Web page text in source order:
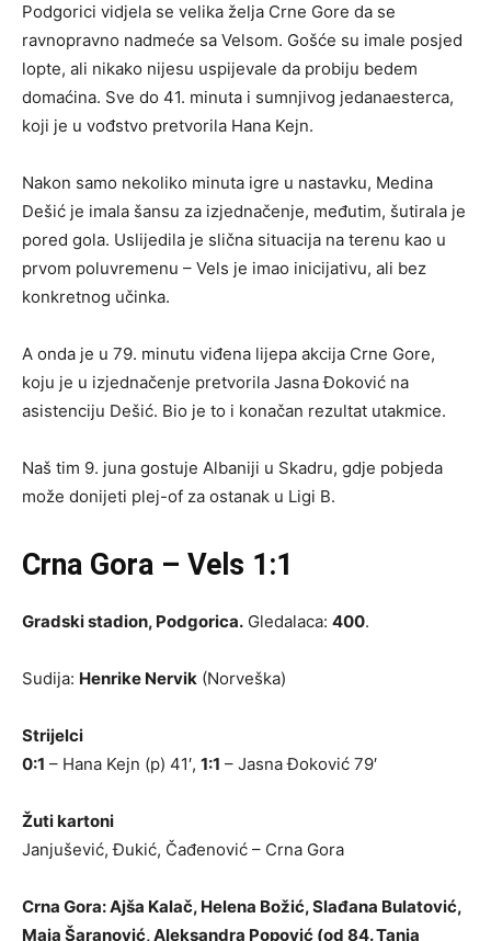
Podgorici vidjela se velika želja Crne Gore da se
ravnopravno nadmeće sa Velsom. Gošće su imale posjed
lopte, ali nikako nijesu uspijevale da probiju bedem
domaćina. Sve do 41. minuta i sumnjivog jedanaesterca,
koji je u vođstvo pretvorila Hana Kejn.
Nakon samo nekoliko minuta igre u nastavku, Medina
Dešić je imala šansu za izjednačenje, međutim, šutirala je
pored gola. Uslijedila je slična situacija na terenu kao u
prvom poluvremenu – Vels je imao inicijativu, ali bez
konkretnog učinka.
A onda je u 79. minutu viđena lijepa akcija Crne Gore,
koju je u izjednačenje pretvorila Jasna Đoković na
asistenciju Dešić. Bio je to i konačan rezultat utakmice.
Naš tim 9. juna gostuje Albaniji u Skadru, gdje pobjeda
može donijeti plej-of za ostanak u Ligi B.
Crna Gora – Vels 1:1
Gradski stadion, Podgorica. Gledalaca: 400.
Sudija: Henrike Nervik (Norveška)
Strijelci
0:1 – Hana Kejn (p) 41′, 1:1 – Jasna Đoković 79′
Žuti kartoni
Janjušević, Đukić, Čađenović – Crna Gora
Crna Gora: Ajša Kalač, Helena Božić, Slađana Bulatović,
Maja Šaranović, Aleksandra Popović (od 84. Tanja